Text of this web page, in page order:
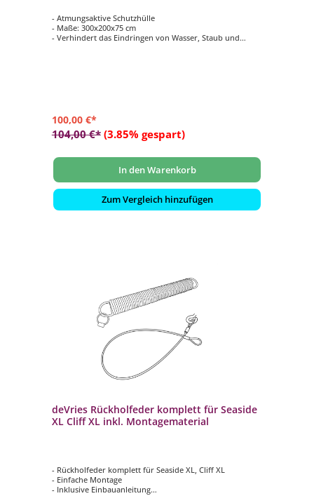
- Atmungsaktive Schutzhülle
- Maße: 300x200x75 cm
- Verhindert das Eindringen von Wasser, Staub und
100,00 €*
104,00 €* (3.85% gespart)
In den Warenkorb
Zum Vergleich hinzufügen
deVries Rückholfeder komplett für Seaside
XL Cliff XL inkl. Montagematerial
- Rückholfeder komplett für Seaside XL, Cliff XL
- Einfache Montage
- Inklusive Einbauanleitung